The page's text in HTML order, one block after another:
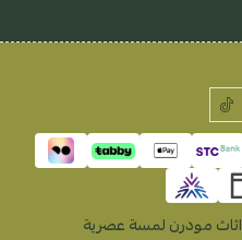
اثاث مودرن لمسة عصرية